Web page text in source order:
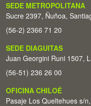
SEDE METROPOLITANA
Sucre 2397, Ñuñoa,
(56-2) 2366 71 20
SEDE DIAGUITAS
Juan Georgini Runi 1507,
(56-51) 236 26 00
OFICINA CHILOÉ
Pasaje Los Queltehues s/